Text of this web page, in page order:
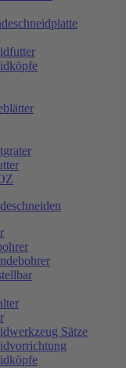
Sätze